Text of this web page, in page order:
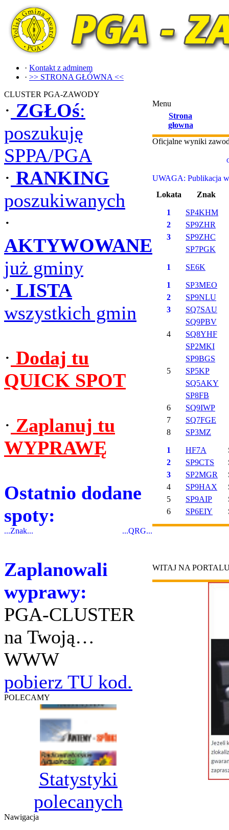
· Kontakt z adminem
· >> STRONA GŁÓWNA <<
CLUSTER PGA-ZAWODY
· ZGŁOś:
poszukuję
SPPA/PGA
· RANKING
poszukiwanych
·
AKTYWOWANE
już gminy
· LISTA
wszystkich gmin
· Dodaj tu
QUICK SPOT
· Zaplanuj tu
WYPRAWĘ
Ostatnio dodane
spoty:
...Znak... ...QRG...
Zaplanowali
wyprawy:
PGA-CLUSTER
na Twoją…
WWW
pobierz TU kod.
POLECAMY
Statystyki
polecanych
Nawigacja
Menu
Strona
głowna
Oficjalne wyniki
UWAGA: Publikacja
Lokata
Znak
1
SP4KHM
2
SP9ZHR
3
SP9ZHC
SP7PGK
1 SE6K
1
SP3MEO
2
SP9NLU
3
SQ7SAU
SQ9PBV
4
SQ8YHF
SP2MKI
SP9BGS
5
SP5KP
SQ5AKY
SP8FB
6
SQ9IWP
7
SQ7FGE
8
SP3MZ
1 HF7A
2
SP9CTS
3
SP2MGR
4
SP9HAX
5
SP9AIP
6
SP6EIY
WITAJ NA